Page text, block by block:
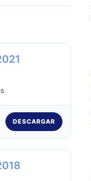
DESCARGAR